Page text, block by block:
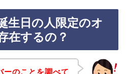
生日の人限定のオ
在するの？
ーのことを調べて